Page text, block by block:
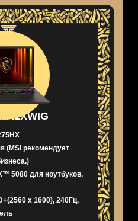
A2XWIG
(MSI рекомендует
5080 для ноутбуков,
x 1600), 240Гц,